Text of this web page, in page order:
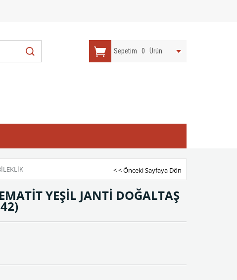
Sepetim 0 Ürün
< < Önceki Sayfaya Dön
YEŞİL JANTİ DOĞALTAŞ